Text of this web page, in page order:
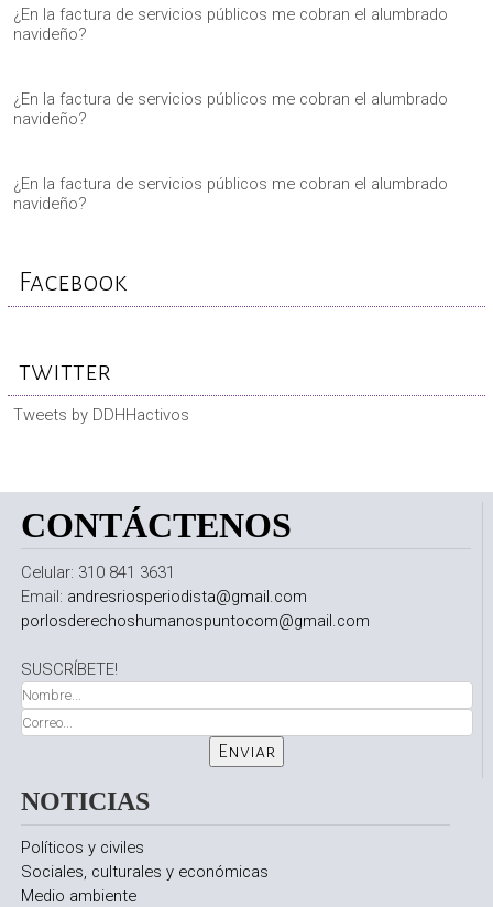
¿En la factura de servicios públicos me cobran el alumbrado
navideño?
¿En la factura de servicios públicos me cobran el alumbrado
navideño?
¿En la factura de servicios públicos me cobran el alumbrado
navideño?
Facebook
twitter
Tweets by DDHHactivos
CONTÁCTENOS
Celular: 310 841 3631
Email: andresriosperiodista@gmail.com
porlosderechoshumanospuntocom@gmail.com
SUSCRÍBETE!
NOTICIAS
Políticos y civiles
Sociales, culturales y económicas
Medio ambiente